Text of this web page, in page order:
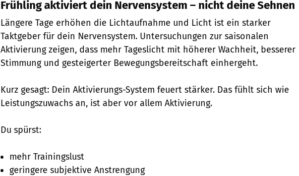
Frühling aktiviert dein Nervensystem – nicht deine Sehnen
Längere Tage erhöhen die Lichtaufnahme und Licht ist ein starker
Taktgeber für dein Nervensystem. Untersuchungen zur saisonalen
Aktivierung zeigen, dass mehr Tageslicht mit höherer Wachheit, besserer
Stimmung und gesteigerter Bewegungsbereitschaft einhergeht.
Kurz gesagt: Dein Aktivierungs-System feuert stärker. Das fühlt sich wie
Leistungszuwachs an, ist aber vor allem Aktivierung.
Du spürst:
mehr Trainingslust
geringere subjektive Anstrengung